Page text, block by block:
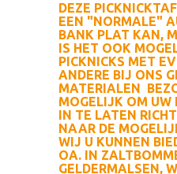
DEZE
EEN "NORMALE"
BANK PLAT KAN,
IS HET OOK
PICKNICKS MET
ANDERE BIJ ONS
MATERIALEN
MOGELIJK OM UW
IN TE LATEN
NAAR DE
WIJ U KUNNEN
OA. IN
GELDERMALSEN,